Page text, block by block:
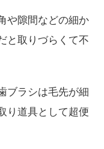
や隙間などの細か
と取りづらくて不
ブラシは毛先が細
り道具として超便